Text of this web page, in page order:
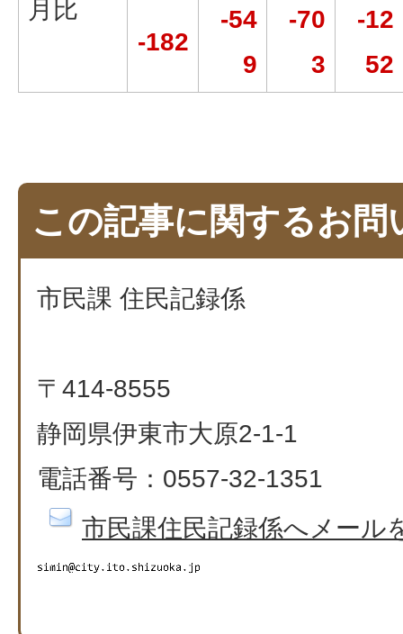
月比
-182
-54
9
-70
3
-12
52
この記事に関するお問
市民課 住民記録係
〒414-8555
静岡県伊東市大原2-1-1
電話番号：0557-32-1351​​​​​​​
市民課住民記録係へメール